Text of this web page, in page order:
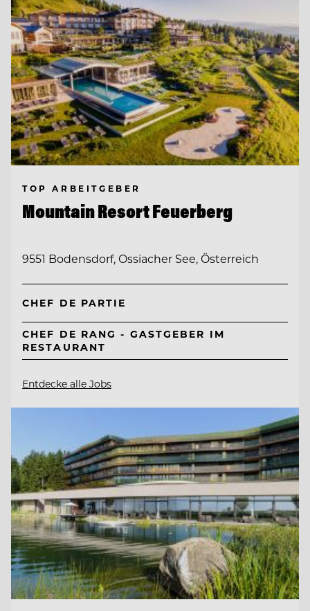
TOP ARBEITGEBER
Mountain Resort Feuerberg
9551 Bodensdorf, Ossiacher See, Österreich
CHEF DE PARTIE
CHEF DE RANG - GASTGEBER IM
RESTAURANT
Entdecke alle Jobs